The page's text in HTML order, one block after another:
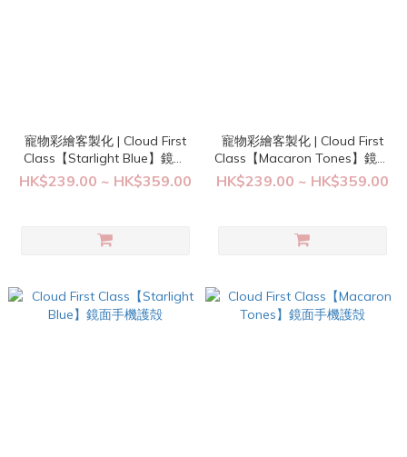
寵物彩繪客製化 | Cloud First
Class【Starlight Blue】鏡面
護殻
HK$239.00 ~ HK$359.00
寵物彩繪客製化 | Cloud First
Class【Macaron Tones】鏡面
護殻
HK$239.00 ~ HK$359.00